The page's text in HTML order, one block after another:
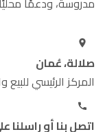
صلالة، عُمان
المركز الرئيسي
اتصل بنا أو راسلنا